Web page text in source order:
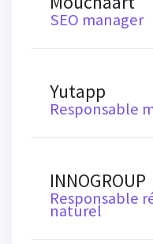
SEO manager
Yutapp
Responsable
INNOGROUP
Responsable
naturel